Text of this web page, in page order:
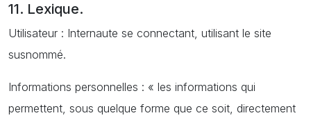
11. Lexique.
Utilisateur : Internaute se connectant, utilisant le site
susnommé.
Informations personnelles : « les informations qui
permettent, sous quelque forme que ce soit, directement